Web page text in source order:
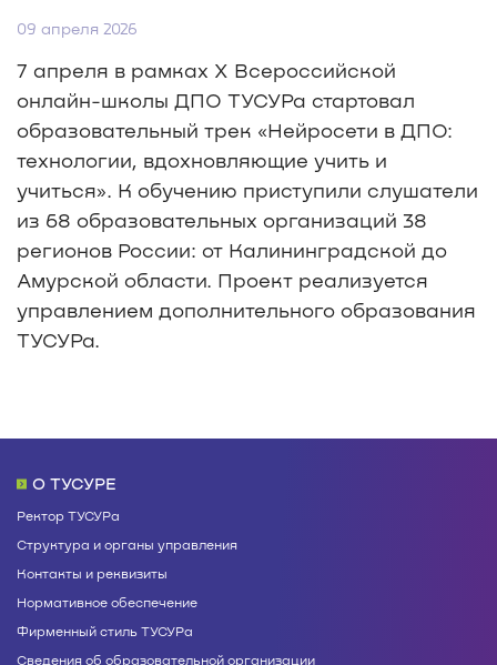
09 апреля 2026
7 апреля в рамках X Всероссийской
онлайн-школы ДПО ТУСУРа стартовал
образовательный трек «Нейросети в ДПО:
технологии, вдохновляющие учить и
учиться». К обучению приступили слушатели
из 68 образовательных организаций 38
регионов России: от Калининградской до
Амурской области. Проект реализуется
управлением дополнительного образования
ТУСУРа.
О ТУСУРЕ
Ректор ТУСУРа
Структура и органы управления
Контакты и реквизиты
Нормативное обеспечение
Фирменный стиль ТУСУРа
Сведения об образовательной организации